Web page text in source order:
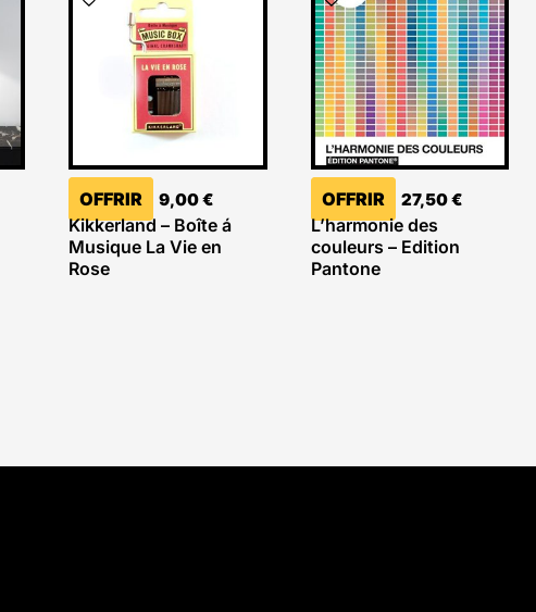
OFFRIR 9,00€
Kikkerland – Boîte á
Musique La Vie en
Rose
OFFRIR 27,50€
L’harmonie des
couleurs – Edition
Pantone